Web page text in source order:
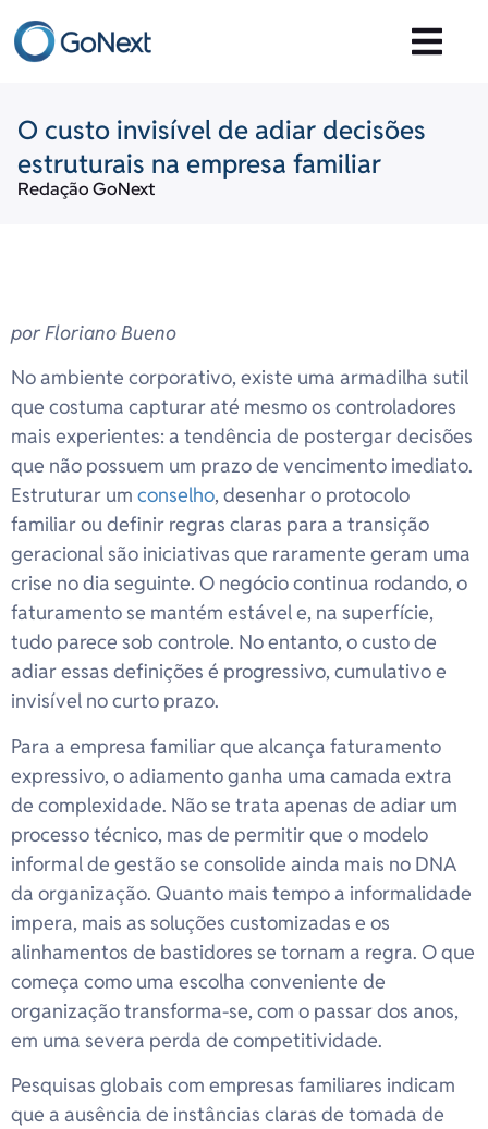
O custo invisível de adiar decisões
estruturais na empresa familiar
Redação GoNext
por Floriano Bueno
No ambiente corporativo, existe uma armadilha sutil
que costuma capturar até mesmo os controladores
mais experientes: a tendência de postergar decisões
que não possuem um prazo de vencimento imediato.
Estruturar um conselho, desenhar o protocolo
familiar ou definir regras claras para a transição
geracional são iniciativas que raramente geram uma
crise no dia seguinte. O negócio continua rodando, o
faturamento se mantém estável e, na superfície,
tudo parece sob controle. No entanto, o custo de
adiar essas definições é progressivo, cumulativo e
invisível no curto prazo.
Para a empresa familiar que alcança faturamento
expressivo, o adiamento ganha uma camada extra
de complexidade. Não se trata apenas de adiar um
processo técnico, mas de permitir que o modelo
informal de gestão se consolide ainda mais no DNA
da organização. Quanto mais tempo a informalidade
impera, mais as soluções customizadas e os
alinhamentos de bastidores se tornam a regra. O que
começa como uma escolha conveniente de
organização transforma-se, com o passar dos anos,
em uma severa perda de competitividade.
Pesquisas globais com empresas familiares indicam
que a ausência de instâncias claras de tomada de